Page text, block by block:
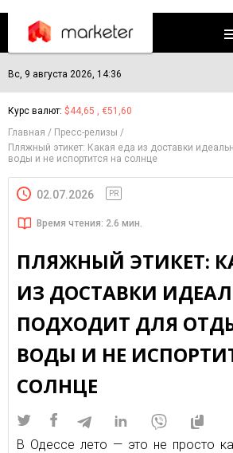
Вс, 9 августа 2026, 14:36
Курс валют: $44,65 , €51,60
Главная
Пресс-релизы
Пляжный этикет: Какая еда из доставки
воды и не испортится на солнце
02.07.2026 PR
Время чтения: 2.6 мин.
ПЛЯЖНЫЙ ЭТИКЕТ:
ИЗ ДОСТАВКИ
ПОДХОДИТ ДЛЯ
ВОДЫ И НЕ
СОЛНЦЕ
В Одессе лето — это не просто